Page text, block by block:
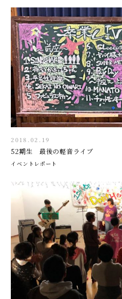
2018.02.19
52期生 最後の軽音ライブ
イベントレポート